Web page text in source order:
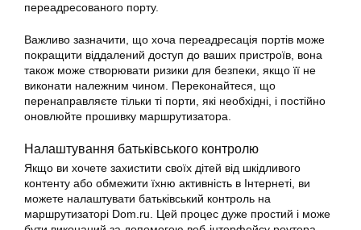
переадресованого порту.
Важливо зазначити, що хоча переадресація портів може
покращити віддалений доступ до ваших пристроїв, вона
також може створювати ризики для безпеки, якщо її не
виконати належним чином. Переконайтеся, що
перенаправляєте тільки ті порти, які необхідні, і постійно
оновлюйте прошивку маршрутизатора.
Налаштування батьківського контролю
Якщо ви хочете захистити своїх дітей від шкідливого
контенту або обмежити їхню активність в Інтернеті, ви
можете налаштувати батьківський контроль на
маршрутизаторі Dom.ru. Цей процес дуже простий і може